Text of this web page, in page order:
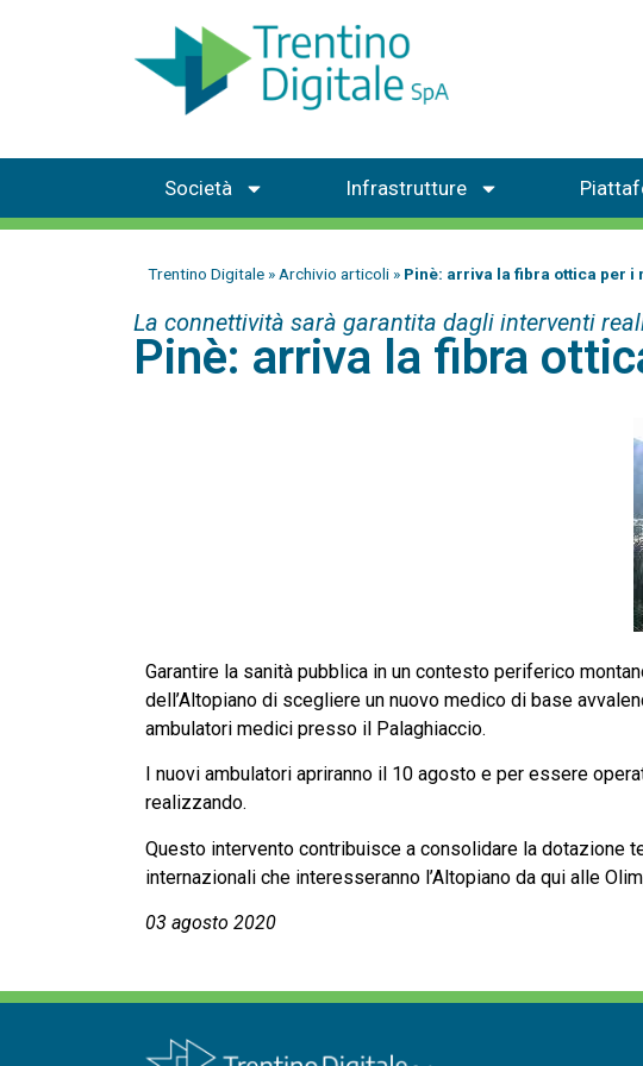
Società Infrastrutture
Trentino Digitale » Archivio articoli » Pinè: arriva la fibra ottica per i
La connettività sarà garantita dagli interventi
Pinè: arriva la fibra
Garantire la sanità pubblica in un contesto periferico
dell’Altopiano di scegliere un nuovo medico di base
ambulatori medici presso il Palaghiaccio.
I nuovi ambulatori apriranno il 10 agosto e per essere
realizzando.
Questo intervento contribuisce a consolidare la dotazione
internazionali che interesseranno l’Altopiano da qui alle
03 agosto 2020